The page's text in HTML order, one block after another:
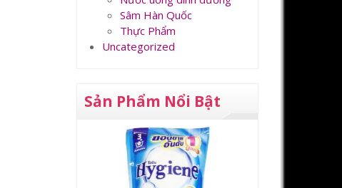
Sâm Hàn Quốc
Thực Phẩm
Uncategorized
Sản Phẩm Nổi Bật